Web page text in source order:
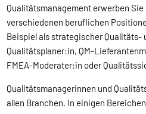
Qualitätsmanagement erwerben
verschiedenen beruflichen
Beispiel als strategischer Qualitäts-
Qualitätsplaner:in, QM-
FMEA-Moderater:in oder
Qualitätsmanagerinnen und
allen Branchen. In einigen